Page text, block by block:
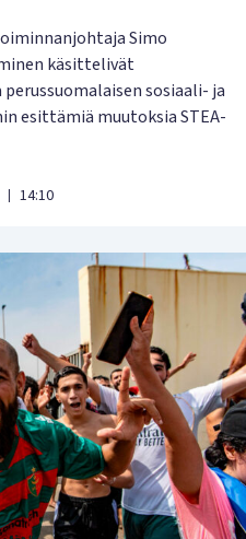
Simo
käsittelivät
sosiaali- ja
esittämiä muutoksia STEA-
| 14:10